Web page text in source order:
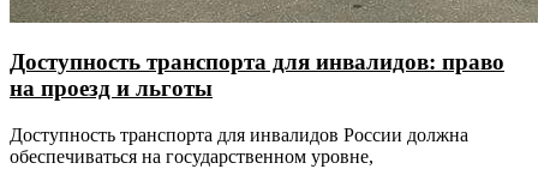
Доступность транспорта для инвалидов: право
на проезд и льготы
Доступность транспорта для инвалидов России должна
обеспечиваться на государственном уровне,